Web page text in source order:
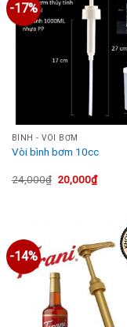
On sale
Thẻ sản phẩm
-17%
BÌNH - VÒI BƠM
Vòi bình bơm 10cc
24,000₫ Giá
gốc
20,000₫Giá
hiện
-14%